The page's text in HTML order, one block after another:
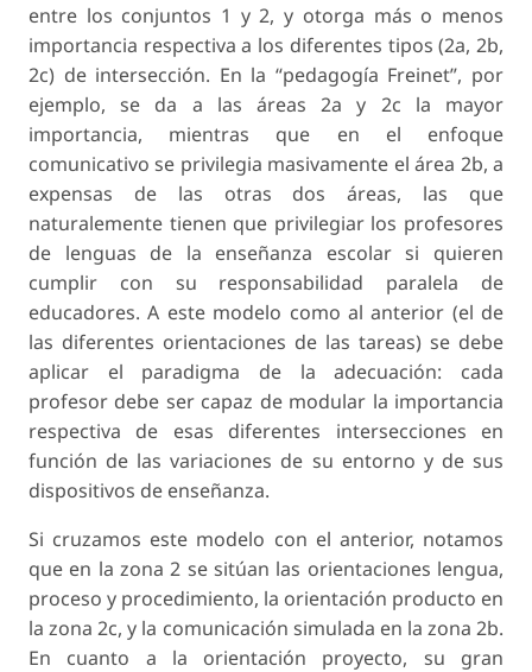
entre los conjuntos 1 y 2, y otorga más o menos
importancia respectiva a los diferentes tipos (2a, 2b,
2c) de intersección. En la “pedagogía Freinet”, por
ejemplo, se da a las áreas 2a y 2c la mayor
importancia, mientras que en el enfoque
comunicativo se privilegia masivamente el área 2b, a
expensas de las otras dos áreas, las que
naturalemente tienen que privilegiar los profesores
de lenguas de la enseñanza escolar si quieren
cumplir con su responsabilidad paralela de
educadores. A este modelo como al anterior (el de
las diferentes orientaciones de las tareas) se debe
aplicar el paradigma de la adecuación: cada
profesor debe ser capaz de modular la importancia
respectiva de esas diferentes intersecciones en
función de las variaciones de su entorno y de sus
dispositivos de enseñanza.
Si cruzamos este modelo con el anterior, notamos
que en la zona 2 se sitúan las orientaciones lengua,
proceso y procedimiento, la orientación producto en
la zona 2c, y la comunicación simulada en la zona 2b.
En cuanto a la orientación proyecto, su gran